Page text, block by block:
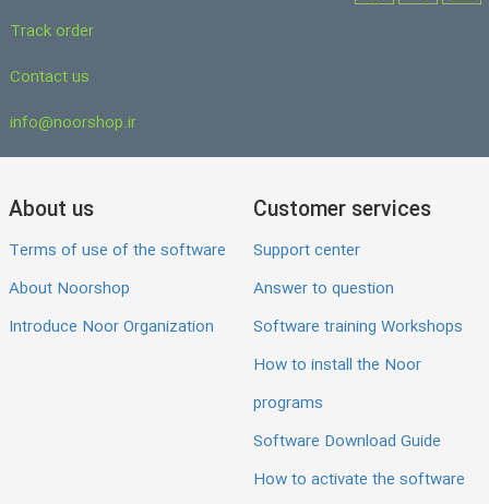
Track order
Contact us
info@noorshop.ir
About us
Terms of use of the software
About Noorshop
Introduce Noor Organization
Customer services
Support center
Answer to question
Software training Workshops
How to install the Noor
programs
Software Download Guide
How to activate the software